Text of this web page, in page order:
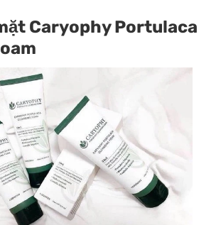
Caryophy Portulaca